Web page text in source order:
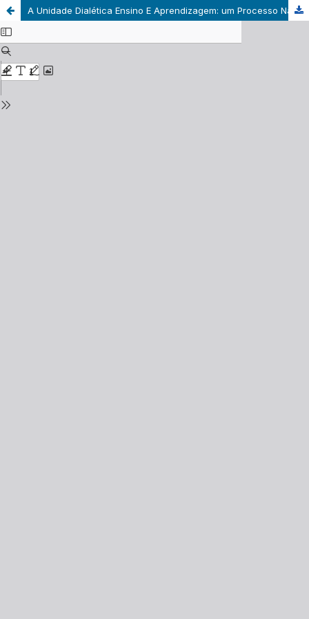
A Unidade Dialética Ensino E Aprendizagem: um Processo Não Linear